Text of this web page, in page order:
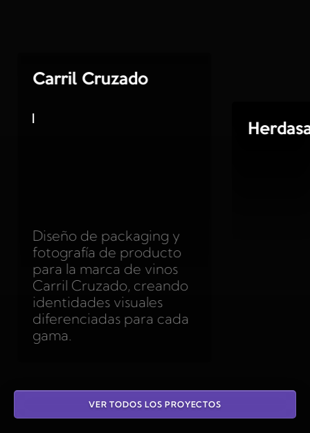
Diseño de packaging y
fotografía de producto
para la marca de vinos
Carril Cruzado, creando
identidades visuales
diferenciadas para cada
gama.
VER TODOS LOS PROYECTOS